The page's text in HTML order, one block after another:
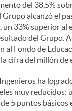
del 38,5%
alcanzó el
un 33% superior al
del Grupo.
al Fondo de
cifra del millón de
ha
muy reducidos:
5 puntos básicos